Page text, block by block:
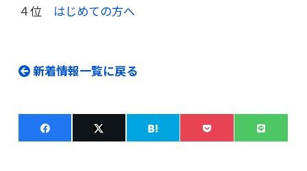
４位 はじめての方へ
新着情報一覧に戻る